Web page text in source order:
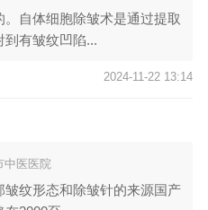
自体细胞除皱术是通过提取
到有皱纹凹陷...
2024-11-22 13:14
中医医院
纹形态和除皱针的来源国产